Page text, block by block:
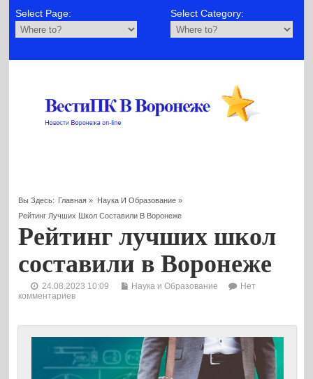
Select Page: Select Category:
Вы Здесь: Главная » Наука И Образование»
Рейтинг Лучших Школ Составили В Воронеже
Рейтинг лучших школ
составили в Воронеже
24.08.2023 10:09 Наука и Образование
Нет
комментариев